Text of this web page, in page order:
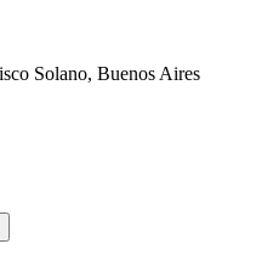
Solano, Buenos Aires